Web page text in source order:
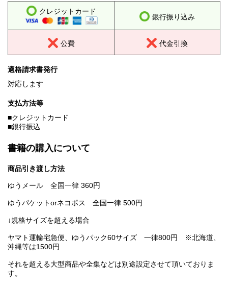
クレジットカード
銀行振り込み
公費 代金引換
適格請求書発行
対応します
支払方法等
■クレジットカード
■銀行振込
書籍の購入について
商品引き渡し方法
ゆうメール 全国一律 360円
ゆうパケットorネコポス 全国一律 500円
↓規格サイズを超える場合
ヤマト運輸宅急便、ゆうパック60サイズ 一律800円 ※北海道、
沖縄等は1500円
それを超える大型商品や全集などは別途設定させて頂いておりま
す。